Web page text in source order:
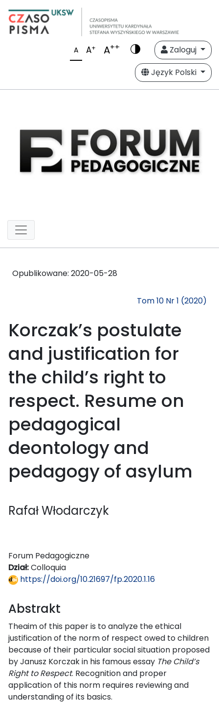
A A+ A++
Zaloguj
Język Polski
Opublikowane: 2020-05-28
Tom 10 Nr 1 (2020)
Korczak’s postulate
and justification for
the child’s right to
respect. Resume on
pedagogical
deontology and
pedagogy of asylum
Rafał Włodarczyk
Forum Pedagogiczne
Dział:Colloquia
https://doi.org/10.21697/fp.2020.1.16
Abstrakt
Theaim of this paper is to analyze the ethical
justification of the norm of respect owed to children
because of their particular social situation proposed
by Janusz Korczak in his famous essay The Child’s
Right to Respect. Recognition and proper
application of this norm requires reviewing and
understanding of its basics.